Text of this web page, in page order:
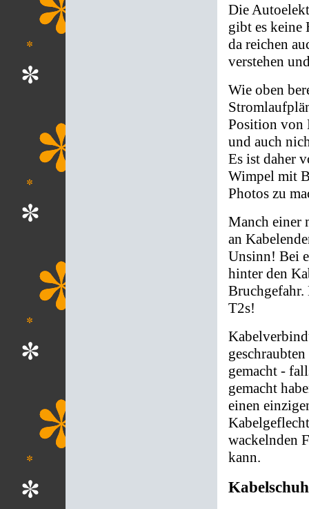
Die
gibt es keine
da reichen
verstehen
Wie oben
Position von
und auch
Es ist daher
Wimpel mit
Photos zu
Manch einer
an
Unsinn! Bei
hinter den
T2s!
gemacht -
gemacht
einen
wackelnden
kann.